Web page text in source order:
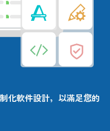
化軟件設計，以滿足您的